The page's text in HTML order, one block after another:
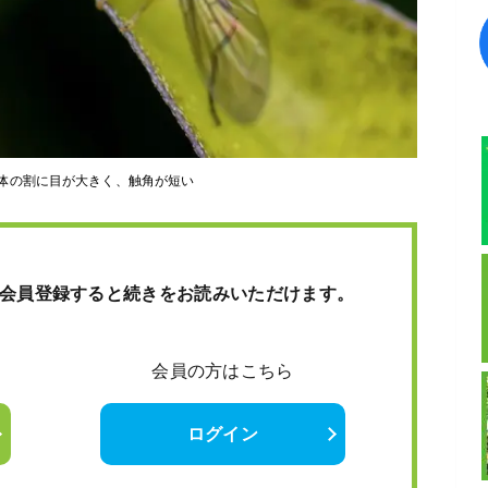
の割に目が大きく、触角が短い
員登録すると続きをお読みいただけます。
会員の方はこちら
ログイン